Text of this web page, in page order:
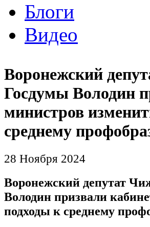
Блоги
Видео
Воронежский
Госдумы Володин
министров
среднему
28 Ноября 2024
Воронежский депутат
Володин призвали
подходы к среднему